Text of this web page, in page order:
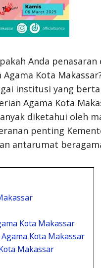
Anda penasaran
Kota
institusi yang
Agama Kota
diketahui oleh
penting
antarumat
Kota Makassar
Kota Makassar
Makassar